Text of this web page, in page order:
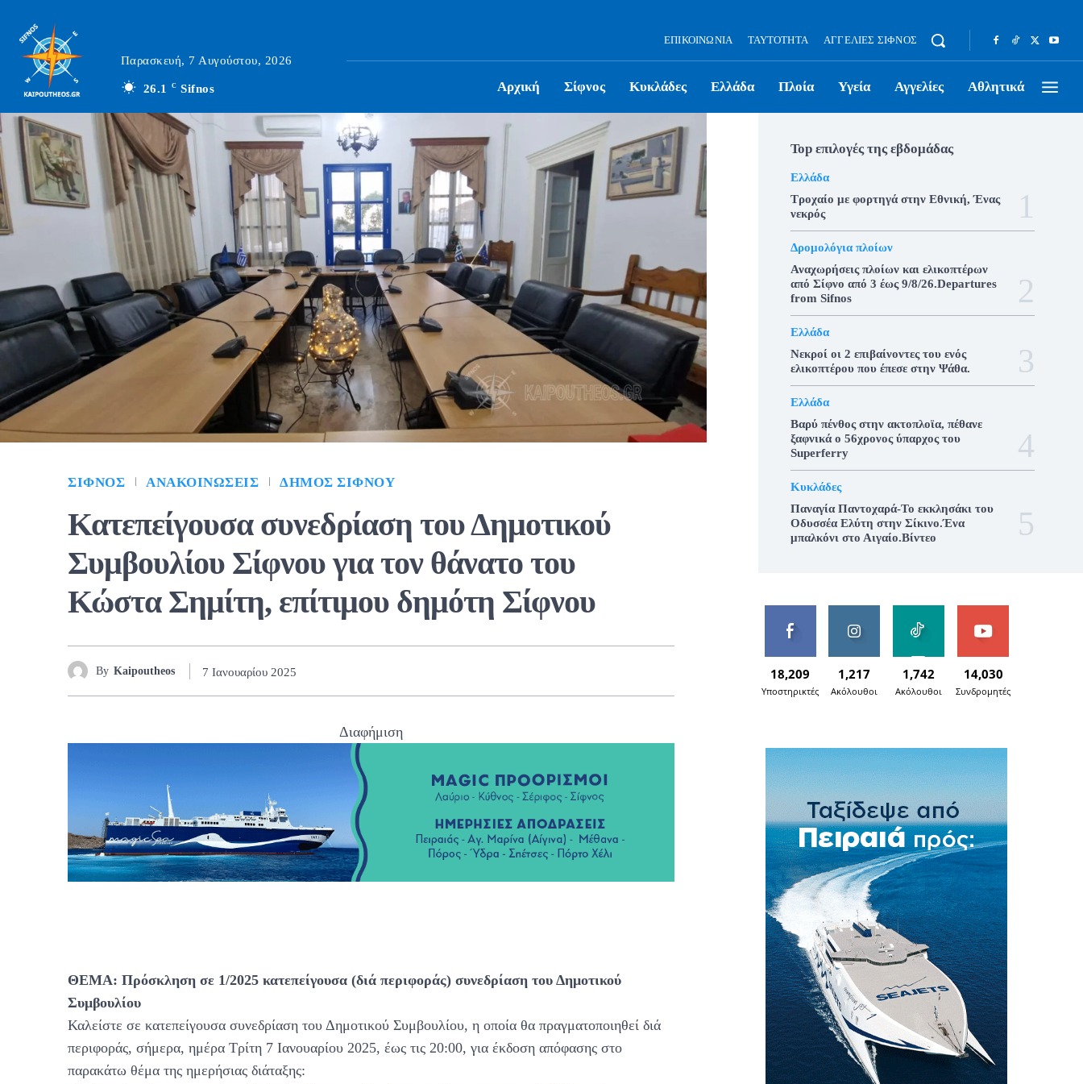
Παρασκευή, 7 Αυγούστου, 2026
26.1 C Sifnos
ΕΠΙΚΟΙΝΩΝΊΑ ΤΑΥΤΌΤΗΤΑ ΑΓΓΕΛΊΕΣ ΣΊΦΝΟΣ
Αρχική Σίφνος Κυκλάδες Ελλάδα Πλοία Υγεία Αγγελίες Αθλητικά
ΣΊΦΝΟΣ ΑΝΑΚΟΙΝΏΣΕΙΣ ΔΉΜΟΣ ΣΊΦΝΟΥ
Κατεπείγουσα συνεδρίαση του Δημοτικού
Συμβουλίου Σίφνου για τον θάνατο του
Κώστα Σημίτη, επίτιμου δημότη Σίφνου
By Kaipoutheos 7 Ιανουαρίου 2025
Διαφήμιση
ΘΕΜΑ: Πρόσκληση σε 1/2025 κατεπείγουσα (διά περιφοράς) συνεδρίαση του Δημοτικού
Συμβουλίου
Καλείστε σε κατεπείγουσα συνεδρίαση του Δημοτικού Συμβουλίου, η οποία θα πραγματοποιηθεί διά
περιφοράς, σήμερα, ημέρα Τρίτη 7 Ιανουαρίου 2025, έως τις 20:00, για έκδοση απόφασης στο
παρακάτω θέμα της ημερήσιας διάταξης:
Top επιλογές της εβδομάδας
Ελλάδα
Τροχαίο με φορτηγά στην Εθνική, Ένας
νεκρός
Δρομολόγια πλοίων
Αναχωρήσεις πλοίων και ελικοπτέρων
από Σίφνο από 3 έως 9/8/26.Departures
from Sifnos
Ελλάδα
Νεκροί οι 2 επιβαίνοντες του ενός
ελικοπτέρου που έπεσε στην Ψάθα.
Ελλάδα
Βαρύ πένθος στην ακτοπλοϊα, πέθανε
ξαφνικά ο 56χρονος ύπαρχος του
Superferry
Κυκλάδες
Παναγία Παντοχαρά-Το εκκλησάκι του
Οδυσσέα Ελύτη στην Σίκινο.Ένα
μπαλκόνι στο Αιγαίο.Βίντεο
18,209
Υποστηρικτές
1,217
Ακόλουθοι
1,742
Ακόλουθοι
14,030
Συνδρομητές